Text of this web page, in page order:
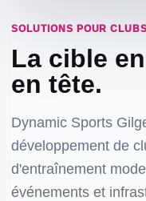
SOLUTIONS POUR CLUBS
La cible
en tête.
Dynamic Sports
développement de
d'entraînement
événements et